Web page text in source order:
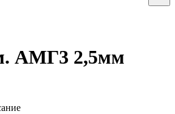
АМГ3 2,5мм